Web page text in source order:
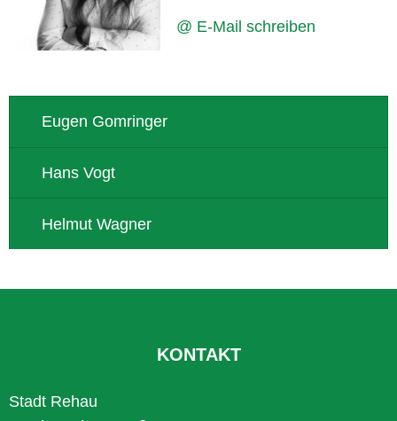
@ E-Mail schreiben
Eugen Gomringer
Hans Vogt
Helmut Wagner
KONTAKT
Stadt Rehau